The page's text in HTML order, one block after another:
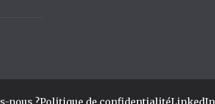
nous ?Politique de confidentialitéLinkedIn